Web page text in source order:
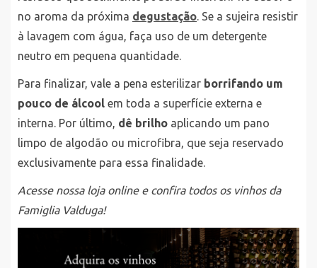
no aroma da próxima degustação. Se a sujeira resistir
à lavagem com água, faça uso de um detergente
neutro em pequena quantidade.
Para finalizar, vale a pena esterilizar borrifando um
pouco de álcool em toda a superfície externa e
interna. Por último, dê brilho aplicando um pano
limpo de algodão ou microfibra, que seja reservado
exclusivamente para essa finalidade.
Acesse nossa loja online e confira todos os vinhos da
Famiglia Valduga!